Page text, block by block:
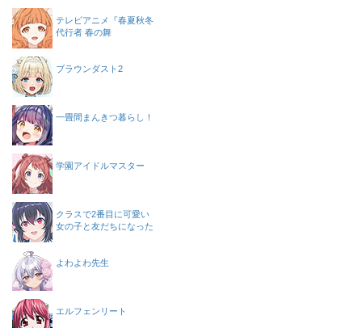
テレビアニメ『春夏秋冬
代行者 春の舞
ブラウンダスト2
一畳間まんきつ暮らし！
学園アイドルマスター
クラスで2番目に可愛い
女の子と友だちになった
よわよわ先生
エルフェンリート